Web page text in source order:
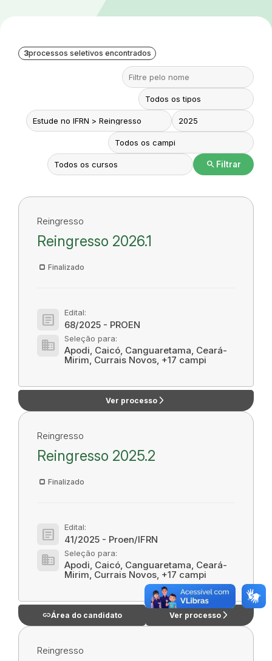
3processos seletivos encontrados
search Filtrar
Reingresso
Reingresso 2026.1
Finalizado
article Edital:
68/2025 - PROEN
domain Seleção para:
Apodi, Caicó, Canguaretama, Ceará-
Mirim, Currais Novos, +17 campi
Ver processo arrow_forward_ios
Reingresso
Reingresso 2025.2
Finalizado
article Edital:
41/2025 - Proen/IFRN
domain Seleção para:
Apodi, Caicó, Canguaretama, Ceará-
Mirim, Currais Novos, +17 campi
linkÁrea do candidato Ver processo arrow_forward_ios
Reingresso